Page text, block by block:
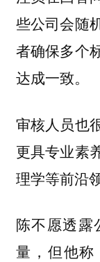
些公司会随
者确保多个
达成一致。
审核人员也
更具专业素
理学等前沿
陈不愿透露
量，但他称